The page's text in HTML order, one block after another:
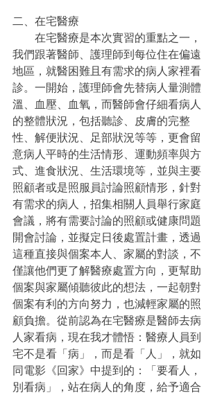
二、在宅醫療
在宅醫療是本次實習的重點之一，
我們跟著醫師、護理師到每位住在偏遠
地區，就醫困難且有需求的病人家裡看
診。一開始，護理師會先替病人量測體
溫、血壓、血氧，而醫師會仔細看病人
的整體狀況，包括聽診、皮膚的完整
性、解便狀況、足部狀況等等，更會留
意病人平時的生活情形、運動頻率與方
式、進食狀況、生活環境等，並與主要
照顧者或是照服員討論照顧情形，針對
有需求的病人，招集相關人員舉行家庭
會議，將有需要討論的照顧或健康問題
開會討論，並擬定日後處置計畫，透過
這種直接與個案本人、家屬的對談，不
僅讓他們更了解醫療處置方向，更幫助
個案與家屬傾聽彼此的想法，一起朝對
個案有利的方向努力，也減輕家屬的照
顧負擔。從前認為在宅醫療是醫師去病
人家看病，現在我才體悟：醫療人員到
宅不是看「病」，而是看「人」，就如
同電影《回家》中提到的：「要看人，
別看病」，站在病人的角度，給予適合